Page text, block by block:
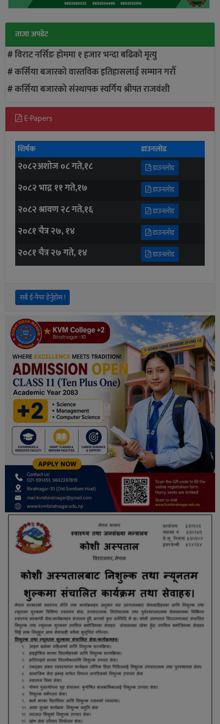
ताजा अपडेट
#विराट नर्सिङ हाेममा १ हजार भन्दा बढिकाे मृत्यु
#कर्सिया बजारको वास्तविक इतिहासलाई सम्मान गरौँ
#कर्सिया बजारको संस्थापक स्वर्गिय श्रीपत राजवंशी
E-Papers
शिर्षक डाउनलोड
२०८२अशोज ०८ गते,१८ डाउनलोड
२०८२ भाद्र ११ गते,१७ डाउनलोड
२०८२ श्रावण २८ गते,१६ डाउनलोड
२०८१ चैत्र २७, १४ डाउनलोड
२०८१ चैत्र २७ गते, १४ डाउनलोड
सबै ई-पेपर हेर्नुहोस !